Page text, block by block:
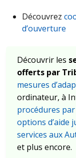
Découvrez
d’ouverture
Découvrir les
offerts par
mesures
ordinateur, à
procédures
options d’aide
services aux
et plus encore.